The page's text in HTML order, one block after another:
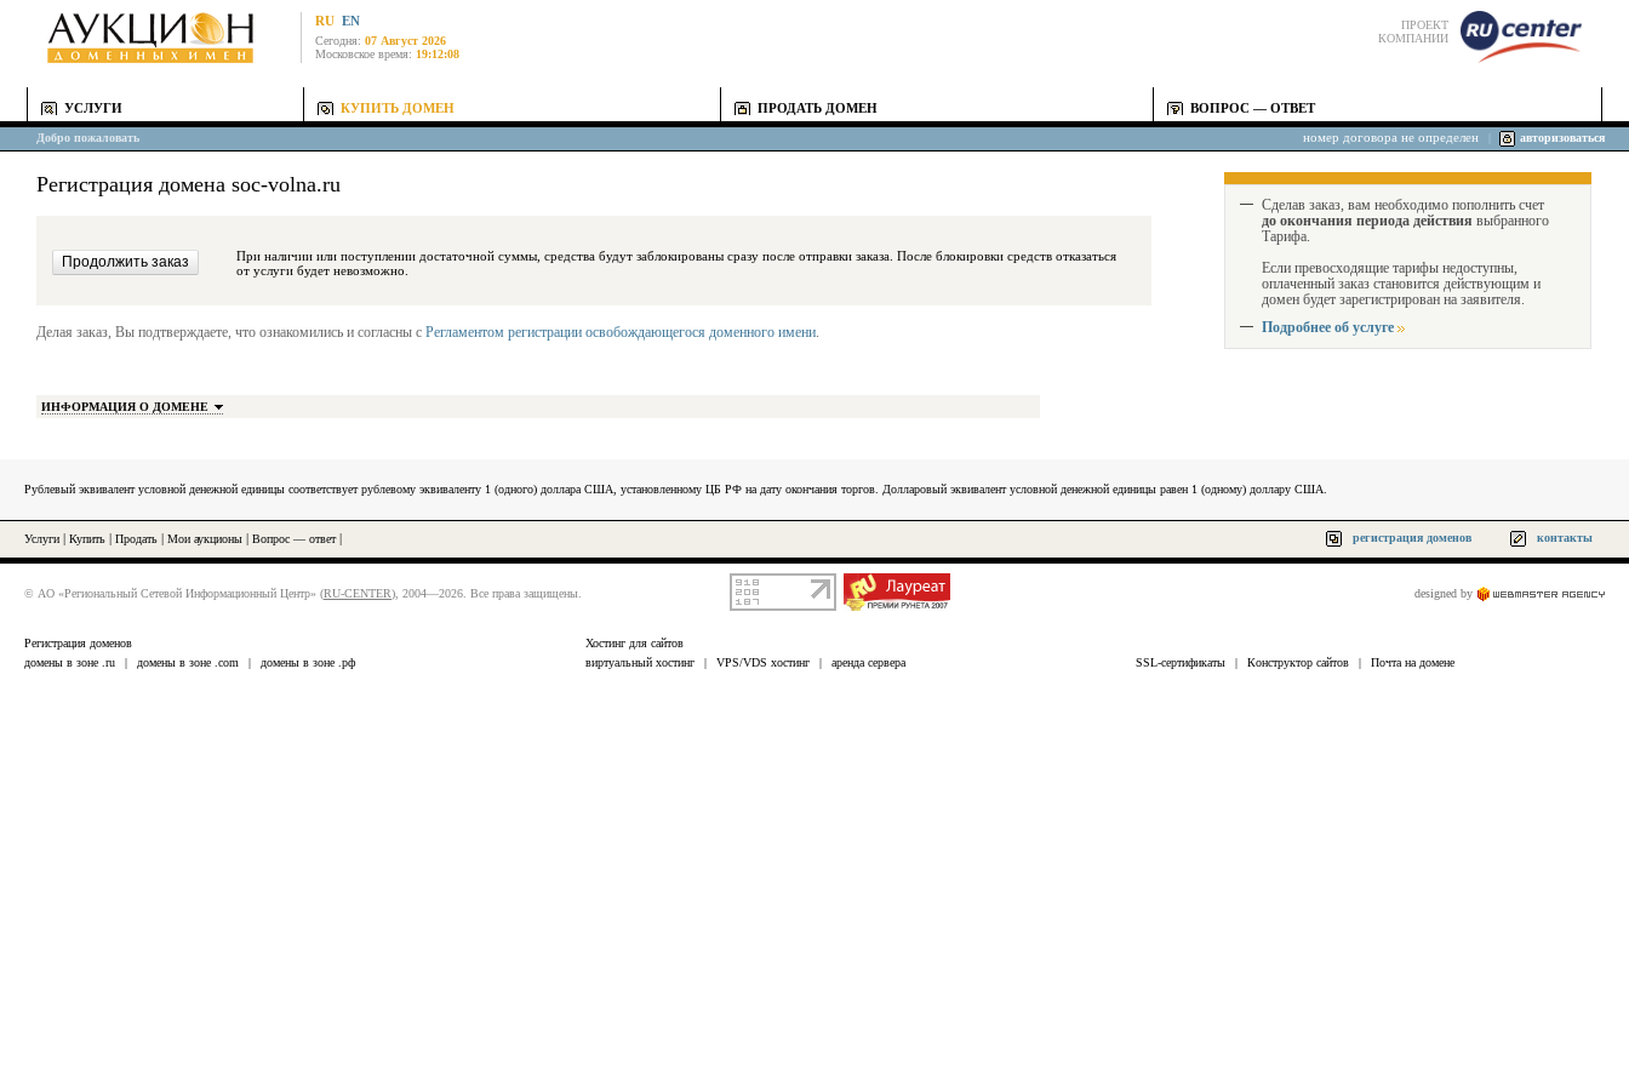
RU EN
Сегодня: 07 Август 2026
Московское время: 19:12:08
ПРОЕКТ
КОМПАНИИ
УСЛУГИ КУПИТЬ ДОМЕН ПРОДАТЬ ДОМЕН ВОПРОС — ОТВЕТ
Добро пожаловать номер договора не определен авторизоваться
Регистрация домена soc-volna.ru
При наличии или поступлении достаточной суммы, средства будут заблокированы сразу после отправки заказа. После блокировки средств отказаться
от услуги будет невозможно.
Делая заказ, Вы подтверждаете, что ознакомились и согласны с Регламентом регистрации освобождающегося доменного имени.
ИНФОРМАЦИЯ О ДОМЕНЕ
Сделав заказ, вам необходимо пополнить счет
до окончания периода действия выбранного
Тарифа.
Если превосходящие тарифы недоступны,
оплаченный заказ становится действующим и
домен будет зарегистрирован на заявителя.
Подробнее об услуге
Рублевый эквивалент условной денежной единицы соответствует рублевому эквиваленту 1 (одного) доллара США, установленному ЦБ РФ на дату окончания торгов. Долларовый эквивалент условной денежной единицы равен 1 (одному) доллару США.
Услуги Купить Продать Мои аукционы Вопрос — ответ| регистрация доменов контакты
© АО «Региональный Сетевой Информационный Центр» (RU-CENTER), 2004—2026. Все права защищены. designed by
Регистрация доменов
домены в зоне .ru
| домены в зоне .com | домены в зоне .рф
Хостинг для сайтов
виртуальный хостинг
| VPS/VDS хостинг | аренда сервера SSL-сертификаты | Конструктор сайтов | Почта на домене